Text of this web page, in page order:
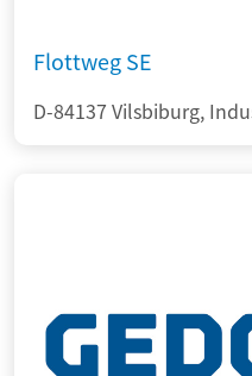
Flottweg SE
D-84137 Vilsbiburg,